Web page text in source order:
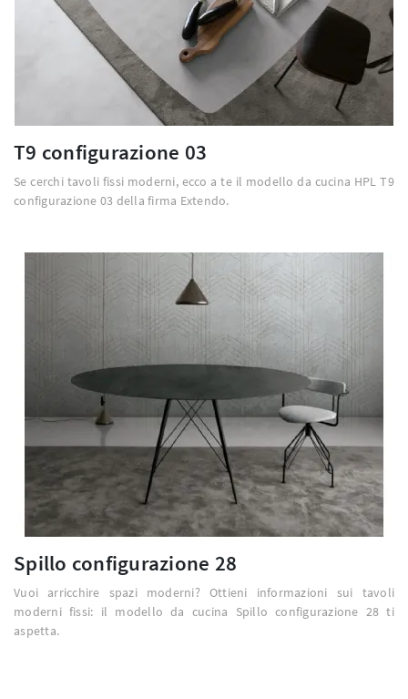
T9 configurazione 03
Se cerchi tavoli fissi moderni, ecco a te il modello da cucina HPL T9
configurazione 03 della firma Extendo.
Spillo configurazione 28
Vuoi arricchire spazi moderni? Ottieni informazioni sui tavoli
moderni fissi: il modello da cucina Spillo configurazione 28 ti
aspetta.